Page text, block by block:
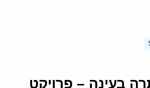
בעינה – פרויקט